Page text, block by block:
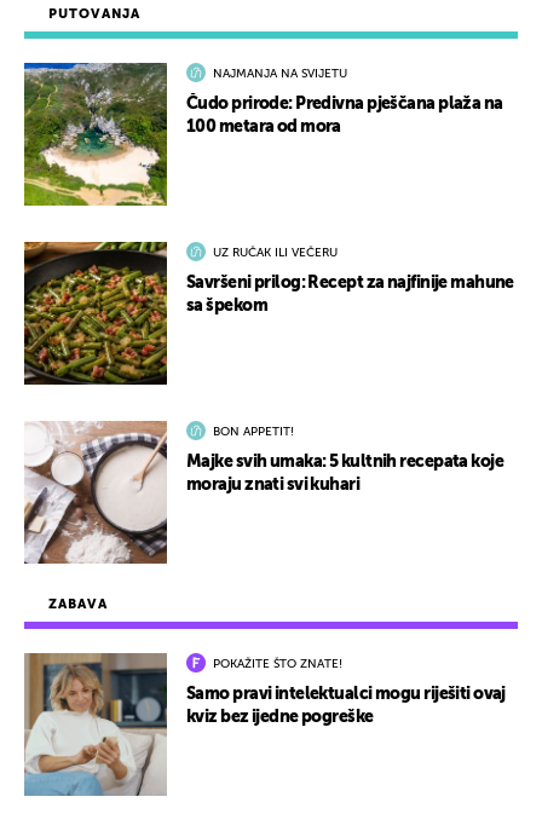
ZABAVA
POKAŽITE ŠTO ZNATE!
Samo pravi intelektualci mogu riješiti ovaj
kviz bez ijedne pogreške
PUTOVANJA
NAJMANJA NA SVIJETU
Čudo prirode: Predivna pješčana plaža na
100 metara od mora
UZ RUČAK ILI VEČERU
Savršeni prilog: Recept za najfinije mahune
sa špekom
BON APPETIT!
Majke svih umaka: 5 kultnih recepata koje
moraju znati svi kuhari